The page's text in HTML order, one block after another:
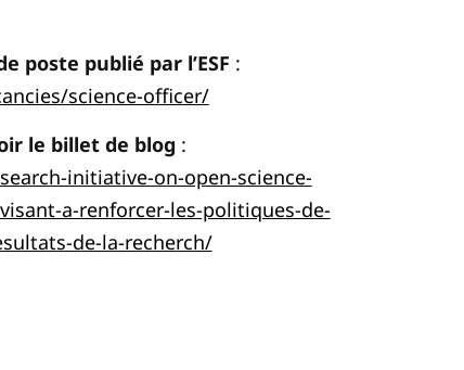
poste publié par l’ESF :
science-officer/
le billet de blog :
initiative-on-open-science-
a-renforcer-les-politiques-de-
de-la-recherch/